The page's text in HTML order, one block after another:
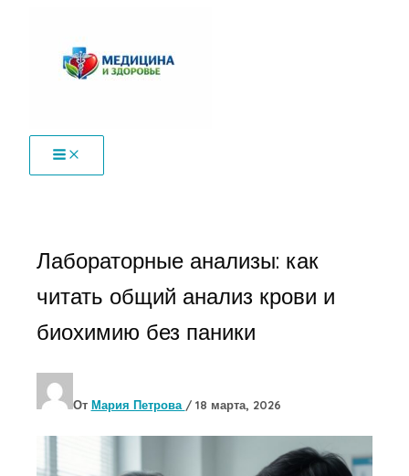
содержимому
Лабораторные анализы: как
читать общий анализ крови и
биохимию без паники
От Мария Петрова / 18 марта, 2026